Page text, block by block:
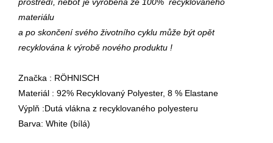
prostředí, neboť je vyrobena ze 100% recyklovaného
materiálu
a po skončení svého životního cyklu může být opět
recyklována k výrobě nového produktu !
Značka : RÖHNISCH
Materiál : 92% Recyklovaný Polyester, 8 % Elastane
Výplň :Dutá vlákna z recyklovaného polyesteru
Barva: White (bílá)